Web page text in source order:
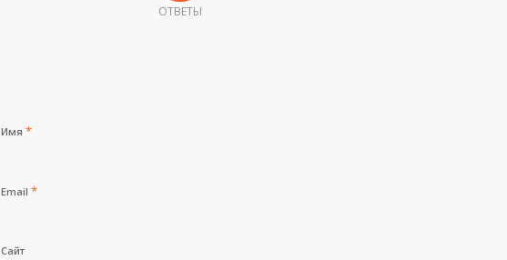
ОТВЕТЫ
Имя *
Email *
Сайт